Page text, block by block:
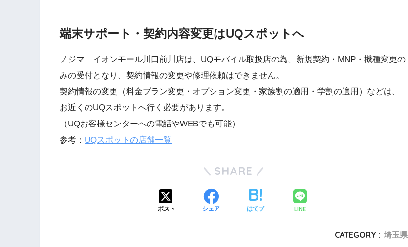
端末サポート・契約内容変更はUQスポットへ
ノジマ イオンモール川口前川店は、UQモバイル取扱店の為、新規契約・MNP・機種変更の
みの受付となり、契約情報の変更や修理依頼はできません。
契約情報の変更（料金プラン変更・オプション変更・家族割の適用・学割の適用）などは、
お近くのUQスポットへ行く必要があります。
（UQお客様センターへの電話やWEBでも可能）
参考： UQスポットの店舗一覧
SHARE
ポスト シェア はてブ LINE
CATEGORY : 埼玉県